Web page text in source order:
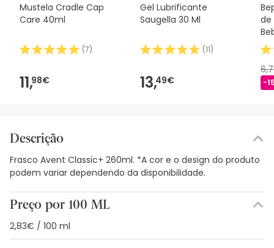
Mustela Cradle Cap
Care 40ml
(7)
11,98€
Gel Lubrificante
Saugella 30 Ml
(11)
13,49€
de
-
Descrição
Frasco Avent Classic+ 260ml. *A cor e o design do produto
podem variar dependendo da disponibilidade.
Preço por 100 ML
2,83€ / 100 ml